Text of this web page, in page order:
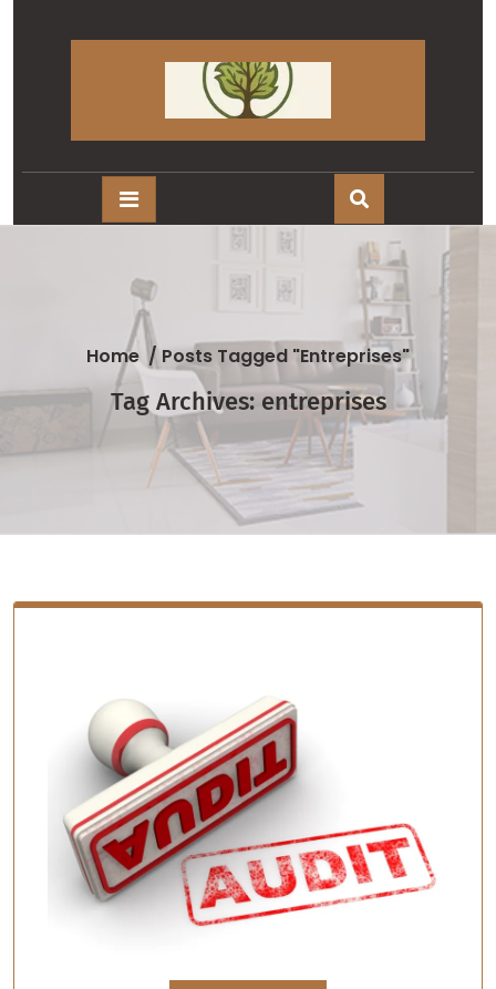
Home / Posts Tagged "entreprises"
Tag Archives: entreprises